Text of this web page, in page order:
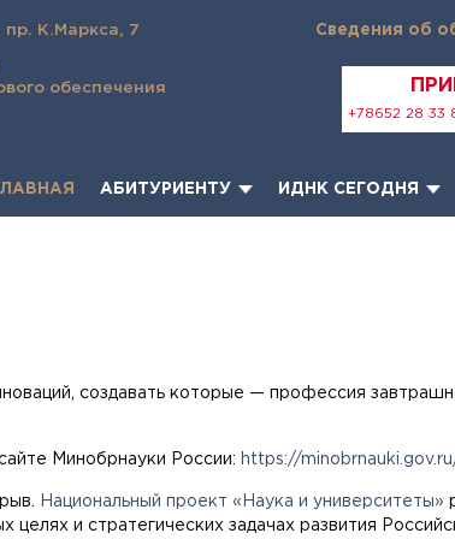
пр. К.Маркса, 7
обеспечения
Сведения об
+78652 28 33
АБИТУРИЕНТУ ИДНК СЕГОДНЯ
создавать которые — профессия
Минобрнауки России: https://
Национальный проект «Наука и университеты»
и стратегических задачах развития